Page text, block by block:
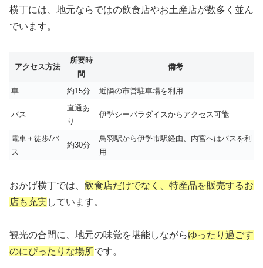
横丁には、地元ならではの飲食店やお土産店が数多く並ん
でいます。
アクセス方法
所要時
間
備考
車 約15分 近隣の市営駐車場を利用
バス
直通あ
り
伊勢シーパラダイスからアクセス可能
電車＋徒歩/バ
ス
約30分
鳥羽駅から伊勢市駅経由、内宮へはバスを利
用
おかげ横丁では、 飲食店だけでなく、特産品を販売するお
店も充実 しています。
観光の合間に、地元の味覚を堪能しながらゆったり過ごす
のにぴったりな場所です。